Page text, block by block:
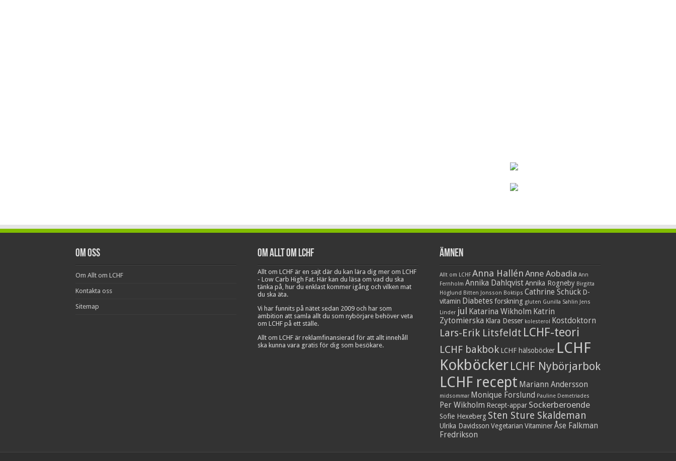
Om oss
Om Allt om LCHF
Kontakta oss
Sitemap
Om Allt om LCHF
Allt om LCHF är en sajt där du kan lära dig mer om LCHF
- Low Carb High Fat. Här kan du läsa om vad du ska
tänka på, hur du enklast kommer igång och vilken mat
du ska äta.
Vi har funnits på nätet sedan 2009 och har som
ambition att samla allt du som nybörjare behöver veta
om LCHF på ett ställe.
Allt om LCHF är reklamfinansierad för att allt innehåll
ska kunna vara gratis för dig som besökare.
Ämnen
Allt om LCHF Anna Hallén Anne Aobadia Ann
Fernholm Annika DahlqvistAnnika Rogneby Birgitta
Höglund Bitten Jonsson Boktips Cathrine Schück D-
vitamin Diabetes forskning gluten Gunilla Sahlin Jens
Linder jul Katarina Wikholm Katrin
Zytomierska Klara Desser kolesterol Kostdoktorn
Lars-Erik Litsfeldt LCHF-teori
LCHF bakbok LCHF hälsoböcker LCHF
Kokböcker LCHF Nybörjarbok
LCHF recept Mariann Andersson
midsommar Monique Forslund Pauline Demetriades
Per Wikholm Recept-appar Sockerberoende
Sofie Hexeberg Sten Sture Skaldeman
Ulrika Davidsson Vegetarian VitaminerÅse Falkman
Fredrikson